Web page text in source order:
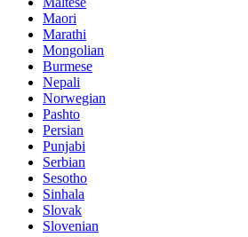
Maori
Marathi
Mongolian
Burmese
Nepali
Norwegian
Pashto
Persian
Punjabi
Serbian
Sesotho
Sinhala
Slovak
Slovenian